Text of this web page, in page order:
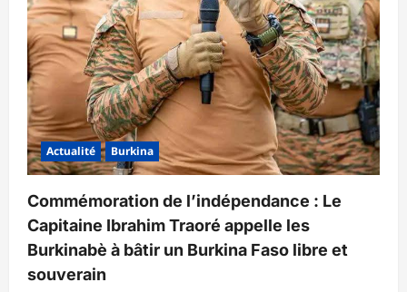
Actualité Burkina
Commémoration de l’indépendance : Le
Capitaine Ibrahim Traoré appelle les
Burkinabè à bâtir un Burkina Faso libre et
souverain